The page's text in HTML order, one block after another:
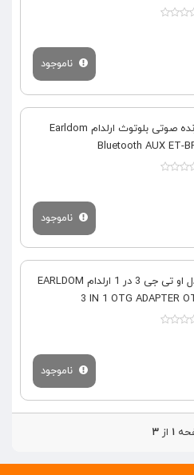
ناموجود
گیرنده صوتی بلوتوث ارلدام Earldom
Bluetooth AUX ET-
ناموجود
مبدل او تی جی 3 در 1 ارلدام EARLDOM
3 IN 1 OTG ADAPTER
ناموجود
۱ از۳